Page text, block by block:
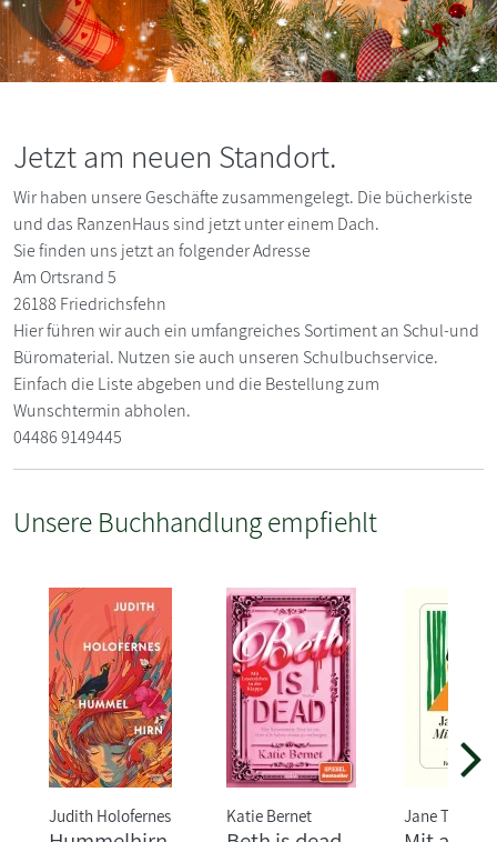
Jetzt am neuen Standort.
Wir haben unsere Geschäfte zusammengelegt. Die bücherkiste
und das RanzenHaus sind jetzt unter einem Dach.
Sie finden uns jetzt an folgender Adresse
Am Ortsrand 5
26188 Friedrichsfehn
Hier führen wir auch ein umfangreiches Sortiment an Schul-und
Büromaterial. Nutzen sie auch unseren Schulbuchservice.
Einfach die Liste abgeben und die Bestellung zum
Wunschtermin abholen.
04486 9149445
Unsere Buchhandlung empfiehlt
Judith Holofernes Katie Bernet Jane Tara